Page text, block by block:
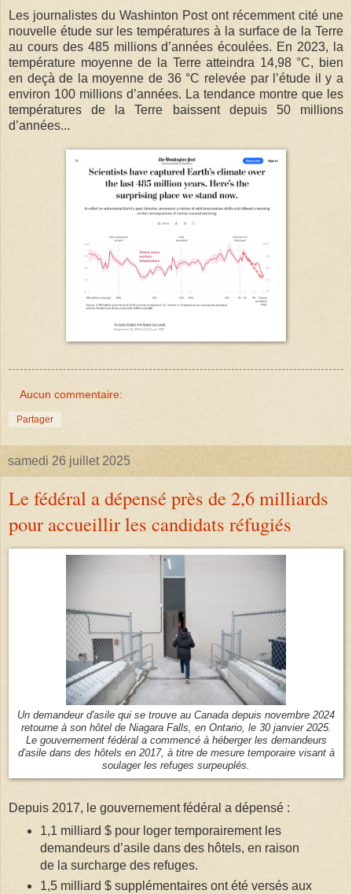
Les journalistes du Washinton Post ont récemment cité une
nouvelle étude sur les températures à la surface de la Terre
au cours des 485 millions d’années écoulées. En 2023, la
température moyenne de la Terre atteindra 14,98 °C, bien
en deçà de la moyenne de 36 °C relevée par l’étude il y a
environ 100 millions d’années. La tendance montre que les
températures de la Terre baissent depuis 50 millions
d’années...
Aucun commentaire:
Partager
samedi 26 juillet 2025
Le fédéral a dépensé près de 2,6 milliards
pour accueillir les candidats réfugiés
Un demandeur d'asile qui se trouve au Canada depuis novembre 2024
retourne à son hôtel de Niagara Falls, en Ontario, le 30 janvier 2025.
Le gouvernement fédéral a commencé à héberger les demandeurs
d'asile dans des hôtels en 2017, à titre de mesure temporaire visant à
soulager les refuges surpeuplés.
Depuis 2017, le gouvernement fédéral a dépensé :
1,1 milliard $ pour loger temporairement les
demandeurs d’asile dans des hôtels, en raison
de la surcharge des refuges.
1,5 milliard $ supplémentaires ont été versés aux